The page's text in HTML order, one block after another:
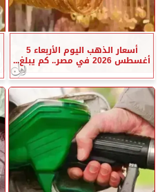
أسعار الذهب اليوم الأربعاء 5
أغسطس 2026 في مصر.. كم يبلغ...